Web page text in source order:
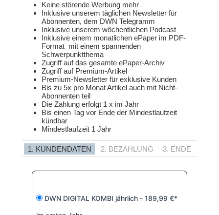
Keine störende Werbung mehr
Inklusive unserem täglichen Newsletter für
Abonnenten, dem DWN Telegramm
Inklusive unserem wöchentlichen Podcast
Inklusive einem monatlichen ePaper im PDF-
Format mit einem spannenden
Schwerpunktthema
Zugriff auf das gesamte ePaper-Archiv
Zugriff auf Premium-Artikel
Premium-Newsletter für exklusive Kunden
Bis zu 5x pro Monat Artikel auch mit Nicht-
Abonnenten teil
Die Zahlung erfolgt 1 x im Jahr
Bis einen Tag vor Ende der Mindestlaufzeit
kündbar
Mindestlaufzeit 1 Jahr
1. KUNDENDATEN 2. BEZAHLUNG 3. ENDE
DWN DIGITAL KOMBI jährlich - 189,99 €*